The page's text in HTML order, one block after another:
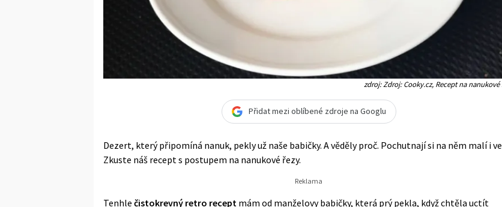
zdroj: Zdroj: Cooky.cz, Recept na nanukové
Přidat mezi oblíbené zdroje na Googlu
Dezert, který připomíná nanuk, pekly už naše babičky. A věděly proč. Pochutnají si na něm malí i
Zkuste náš recept s postupem na nanukové řezy.
Tenhle čistokrevný retro recept mám od manželovy babičky, která prý pekla, když chtěla uctít